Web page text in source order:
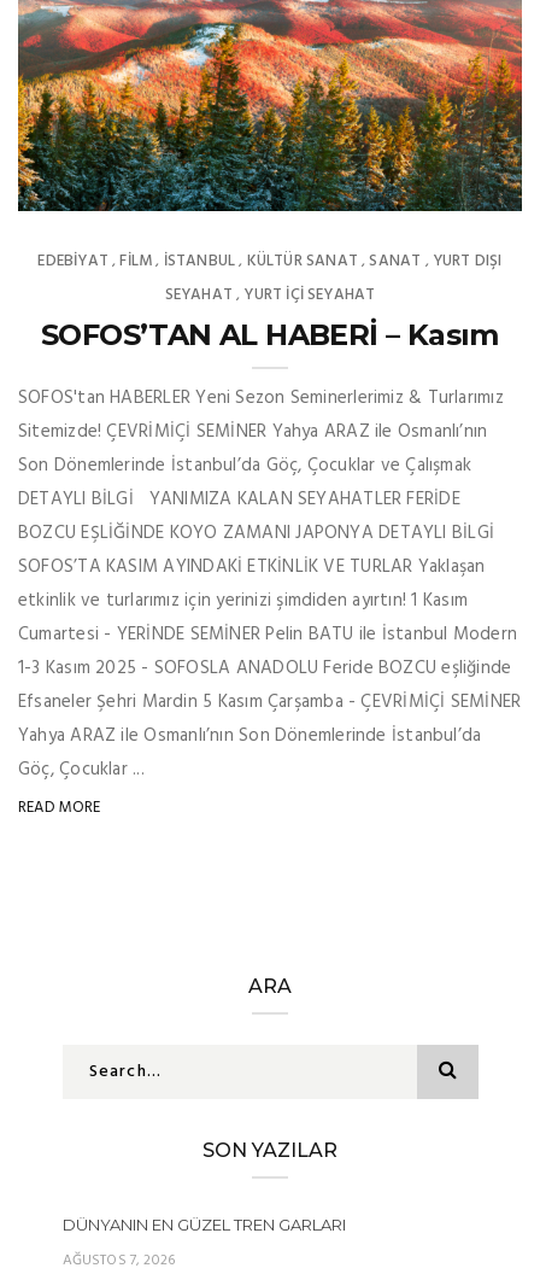
EDEBIYAT ,FILM, İSTANBUL, KÜLTÜR SANAT ,SANAT , YURT DIŞI
SEYAHAT , YURT İÇİ SEYAHAT
SOFOS’TAN AL HABERİ – Kasım
SOFOS'tan HABERLER Yeni Sezon Seminerlerimiz & Turlarımız
Sitemizde! ÇEVRİMİÇİ SEMİNER Yahya ARAZ ile Osmanlı’nın
Son Dönemlerinde İstanbul’da Göç, Çocuklar ve Çalışmak
DETAYLI BİLGİ YANIMIZA KALAN SEYAHATLER FERİDE
BOZCU EŞLİĞİNDE KOYO ZAMANI JAPONYA DETAYLI BİLGİ
SOFOS’TA KASIM AYINDAKİ ETKİNLİK VE TURLAR Yaklaşan
etkinlik ve turlarımız için yerinizi şimdiden ayırtın! 1 Kasım
Cumartesi - YERİNDE SEMİNER Pelin BATU ile İstanbul Modern
1-3 Kasım 2025 - SOFOSLA ANADOLU Feride BOZCU eşliğinde
Efsaneler Şehri Mardin 5 Kasım Çarşamba - ÇEVRİMİÇİ SEMİNER
Yahya ARAZ ile Osmanlı’nın Son Dönemlerinde İstanbul’da
Göç, Çocuklar ...
READ MORE
ARA
SON YAZILAR
DÜNYANIN EN GÜZEL TREN GARLARI
AĞUSTOS 7, 2026